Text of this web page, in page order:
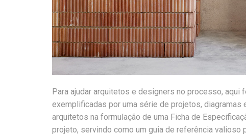
Para ajudar arquitetos e designers no processo,
exemplificadas por uma série de projetos, diagramas
arquitetos na formulação de uma Ficha de
projeto, servindo como um guia de referência